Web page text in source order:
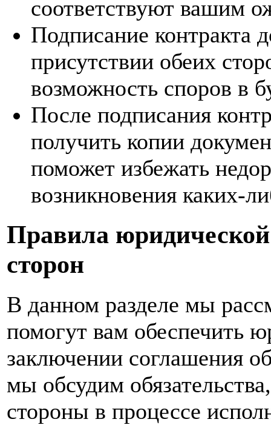
соответствуют вашим
Подписание контракта
присутствии обеих
возможность споров в
После подписания
получить копии
поможет избежать
возникновения каких-
Правила
сторон
В данном разделе мы
помогут вам обеспечить
заключении соглашения
мы обсудим
стороны в процессе